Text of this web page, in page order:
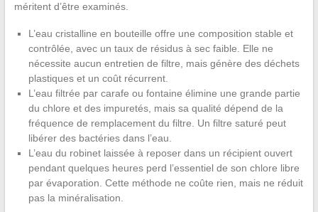
méritent d’être examinés.
L’eau cristalline en bouteille offre une composition stable et
contrôlée, avec un taux de résidus à sec faible. Elle ne
nécessite aucun entretien de filtre, mais génère des déchets
plastiques et un coût récurrent.
L’eau filtrée par carafe ou fontaine élimine une grande partie
du chlore et des impuretés, mais sa qualité dépend de la
fréquence de remplacement du filtre. Un filtre saturé peut
libérer des bactéries dans l’eau.
L’eau du robinet laissée à reposer dans un récipient ouvert
pendant quelques heures perd l’essentiel de son chlore libre
par évaporation. Cette méthode ne coûte rien, mais ne réduit
pas la minéralisation.